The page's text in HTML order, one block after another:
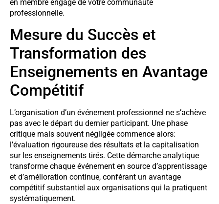
en membre engagé de votre communauté
professionnelle.
Mesure du Succès et
Transformation des
Enseignements en Avantage
Compétitif
L’organisation d’un événement professionnel ne s’achève
pas avec le départ du dernier participant. Une phase
critique mais souvent négligée commence alors:
l’évaluation rigoureuse des résultats et la capitalisation
sur les enseignements tirés. Cette démarche analytique
transforme chaque événement en source d’apprentissage
et d’amélioration continue, conférant un avantage
compétitif substantiel aux organisations qui la pratiquent
systématiquement.